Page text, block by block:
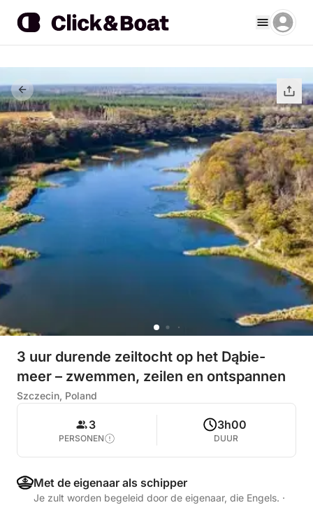
3 uur durende zeiltocht op het Dąbie-
meer – zwemmen, zeilen en ontspannen
Szczecin, Poland
3
PERSONEN
3h00
DUUR
Met de eigenaar als schipper
Je zult worden begeleid door de eigenaar, die Engels. ·